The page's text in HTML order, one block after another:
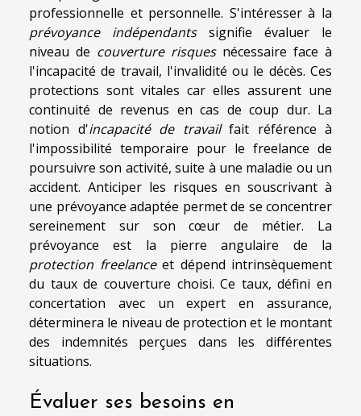
professionnelle et personnelle. S'intéresser à la
prévoyance indépendantssignifie évaluer le
niveau de couverture risquesnécessaire face à
l'incapacité de travail, l'invalidité ou le décès. Ces
protections sont vitales car elles assurent une
continuité de revenus en cas de coup dur. La
notion d'incapacité de travailfait référence à
l'impossibilité temporaire pour le freelance de
poursuivre son activité, suite à une maladie ou un
accident. Anticiper les risques en souscrivant à
une prévoyance adaptée permet de se concentrer
sereinement sur son cœur de métier. La
prévoyance est la pierre angulaire de la
protection freelanceet dépend intrinsèquement
du taux de couverture choisi. Ce taux, défini en
concertation avec un expert en assurance,
déterminera le niveau de protection et le montant
des indemnités perçues dans les différentes
situations.
Évaluer ses besoins en